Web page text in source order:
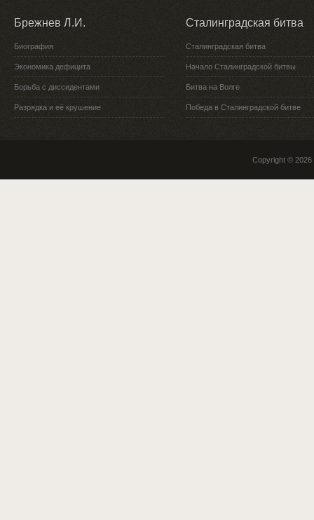
Брежнев Л.И.
Биография
Экономика дефицита
Борьба с диссидентами
Разрядка и её крушение
Сталинградская битва
Сталинградская битва
Начало Сталинградской битвы
Битва на Волге
Победа в Сталинградской битве
Copyright © 2026